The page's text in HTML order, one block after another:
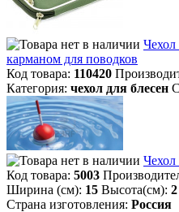
Чехол
карманом для поводков
Код товара: 110420
Категория: чехол для блесен
Код товара: 5003
Ширина (см): 15 Высота(см): 2
Страна изготовления: Россия